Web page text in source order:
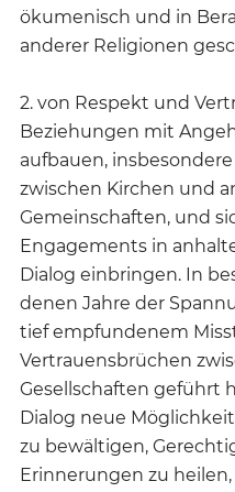
ökumenisch und in
anderer Religionen
2. von Respekt und
Beziehungen mit
aufbauen,
zwischen Kirchen und
Gemeinschaften, und
Engagements in
Dialog einbringen. In
denen Jahre der
tief empfundenem
Vertrauensbrüchen
Gesellschaften geführt
Dialog neue
zu bewältigen,
Erinnerungen zu